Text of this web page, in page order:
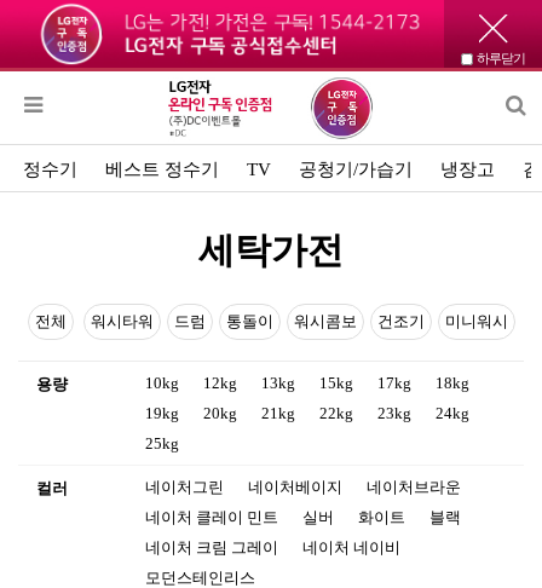
하루닫기
정수기 베스트 정수기 TV 공청기/가습기 냉장고
세탁가전
전체 워시타워 드럼 통돌이 워시콤보 건조기 미니워시
용량 10kg 12kg 13kg 15kg 17kg
18kg
19kg
20kg 21kg 22kg 23kg
24kg
25kg
컬러 네이처그린 네이처베이지
네이처브라운
네이처 클레이 민트
실버 화이트
블랙
네이처 크림 그레이
네이처 네이비
모던스테인리스